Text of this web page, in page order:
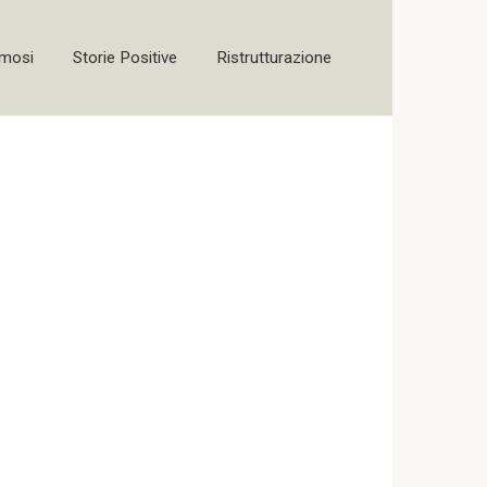
Storie Positive Ristrutturazione